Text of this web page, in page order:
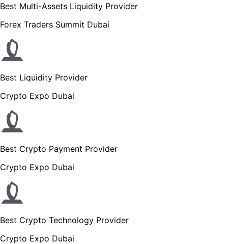
Best Multi-Assets Liquidity Provider
Forex Traders Summit Dubai
Best Liquidity Provider
Crypto Expo Dubai
Best Crypto Payment Provider
Crypto Expo Dubai
Best Crypto Technology Provider
Crypto Expo Dubai